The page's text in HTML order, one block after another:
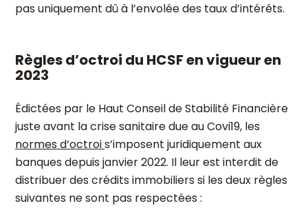
pas uniquement dû à l’envolée des taux d’intérêts.
Règles d’octroi du HCSF en vigueur en
2023
Édictées par le Haut Conseil de Stabilité Financière
juste avant la crise sanitaire due au Covi19, les
normes d’octrois’imposent juridiquement aux
banques depuis janvier 2022. Il leur est interdit de
distribuer des crédits immobiliers si les deux règles
suivantes ne sont pas respectées :